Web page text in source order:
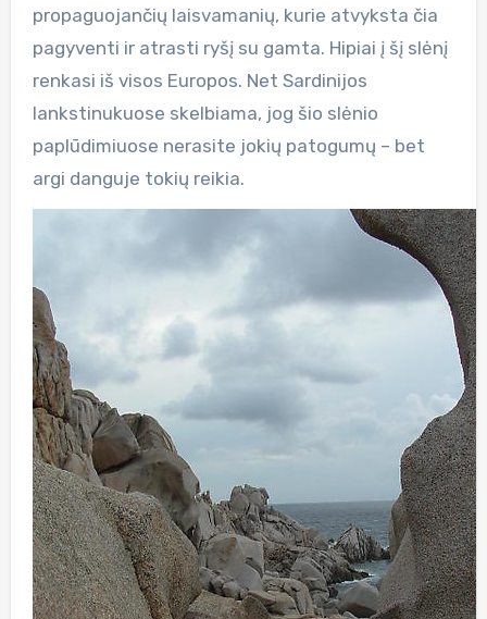
propaguojančių laisvamanių, kurie atvyksta čia
pagyventi ir atrasti ryšį su gamta. Hipiai į šį slėnį
renkasi iš visos Europos. Net Sardinijos
lankstinukuose skelbiama, jog šio slėnio
paplūdimiuose nerasite jokių patogumų – bet
argi danguje tokių reikia.